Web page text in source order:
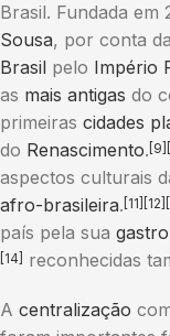
Brasil. Fundada
Sousa, por conta
Brasil pelo Império
as mais antigas do
primeiras cidades
do Renascimento. [9]
aspectos culturais
afro-brasileira. [11] [12]
país pela sua
[14] reconhecidas
A centralização